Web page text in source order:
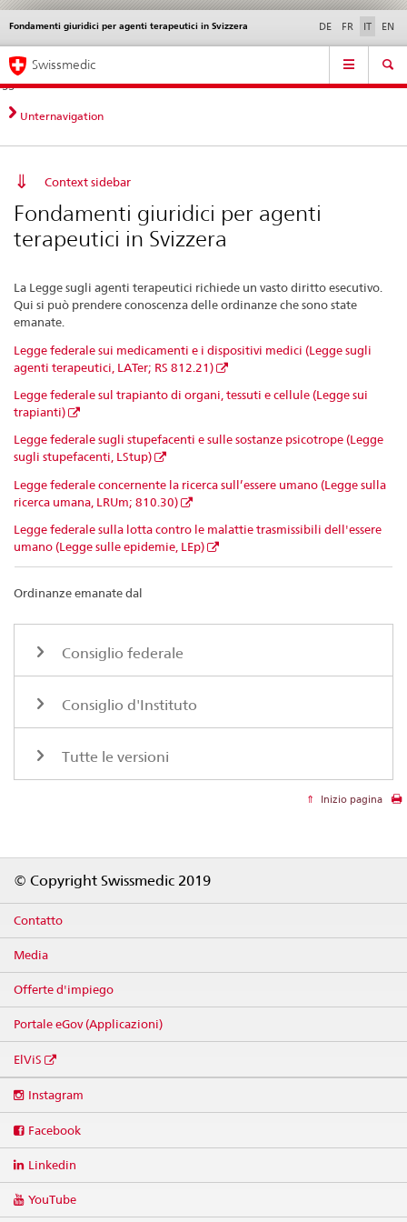
Navigazione
diretta:
novità,
aspetti
contatto
Novità &
norme
Contatto | Supporto &
aiuto
Fondamenti giuridici per agenti terapeutici in Svizzera DE FR IT EN
Service
Navigation
Swissmedic
Unternavigation
Context sidebar
Fondamenti giuridici per agenti
terapeutici in Svizzera
La Legge sugli agenti terapeutici richiede un vasto diritto esecutivo.
Qui si può prendere conoscenza delle ordinanze che sono state
emanate.
Legge federale sui medicamenti e i dispositivi medici (Legge sugli
agenti terapeutici, LATer; RS 812.21)
Legge federale sul trapianto di organi, tessuti e cellule (Legge sui
trapianti)
Legge federale sugli stupefacenti e sulle sostanze psicotrope (Legge
sugli stupefacenti, LStup)
Legge federale concernente la ricerca sull’essere umano (Legge sulla
ricerca umana, LRUm; 810.30)
Legge federale sulla lotta contro le malattie trasmissibili dell'essere
umano (Legge sulle epidemie, LEp)
Ordinanze emanate dal
Consiglio federale
Consiglio d'Instituto
Tutte le versioni
Inizio pagina
© Copyright Swissmedic 2019
Contatto
Media
Offerte d'impiego
Portale eGov (Applicazioni)
ElViS
media
Instagram
Facebook
Linkedin
YouTube